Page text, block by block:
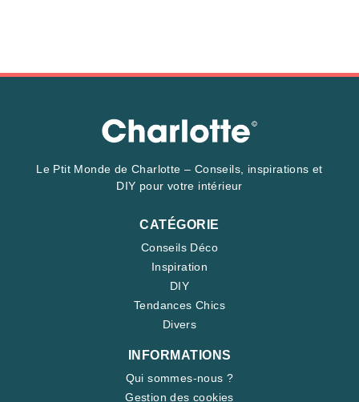
Le Ptit Monde de Charlotte – Conseils, inspirations et
DIY pour votre intérieur
CATÉGORIE
Conseils Déco
Inspiration
DIY
Tendances Chics
Divers
INFORMATIONS
Qui sommes-nous ?
Gestion des cookies